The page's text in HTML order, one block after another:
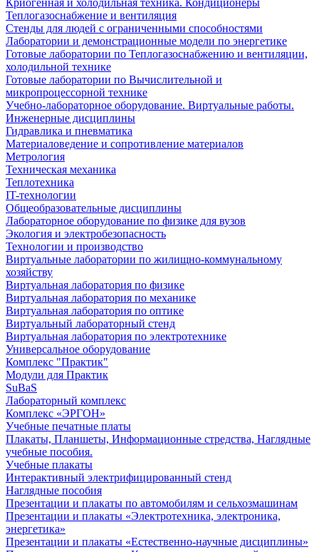
Криогенная и холодильная техника. Кондиционеры
Теплогазоснабжение и вентиляция
Стенды для людей с ограниченными способностями
Лаборатории и демонстрационные модели по энергетике
Готовые лаборатории по Теплогазоснабжению и вентиляции,
холодильной технике
Готовые лаборатории по Вычислительной и
микропроцессорной технике
Учебно-лабораторное оборудование. Виртуальные работы.
Инженерные дисциплины
Гидравлика и пневматика
Материаловедение и сопротивление материалов
Метрология
Техническая механика
Теплотехника
IT-технологии
Общеобразовательные дисциплины
Лабораторное оборудование по физике для вузов
Экология и электробезопасность
Технологии и производство
Виртуальные лаборатории по жилищно-коммунальному
хозяйству
Виртуальная лаборатория по физике
Виртуальная лаборатория по механике
Виртуальная лаборатория по оптике
Виртуальный лабораторный стенд
Виртуальная лаборатория по электротехнике
Универсальное оборудование
Комплекс "Практик"
Модули для Практик
SuBaS
Лабораторный комплекс
Комплекс «ЭРГОН»
Учебные печатные платы
Плакаты, Планшеты, Информационные стредства, Наглядные
учебные пособия.
Учебные плакаты
Интерактивный электрифицированный стенд
Наглядные пособия
Презентации и плакаты по автомобилям и сельхозмашинам
Презентации и плакаты «Электротехника, электроника,
энергетика»
Презентации и плакаты «Естественно-научные дисциплины»